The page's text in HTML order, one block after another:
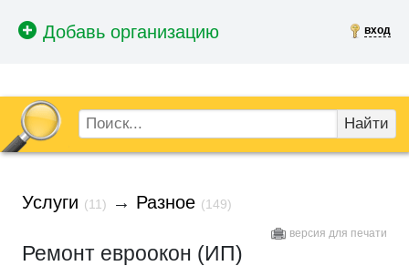
вход
Найти
Услуги (11) → Разное (149)
версия для печати
Ремонт евроокон (ИП)